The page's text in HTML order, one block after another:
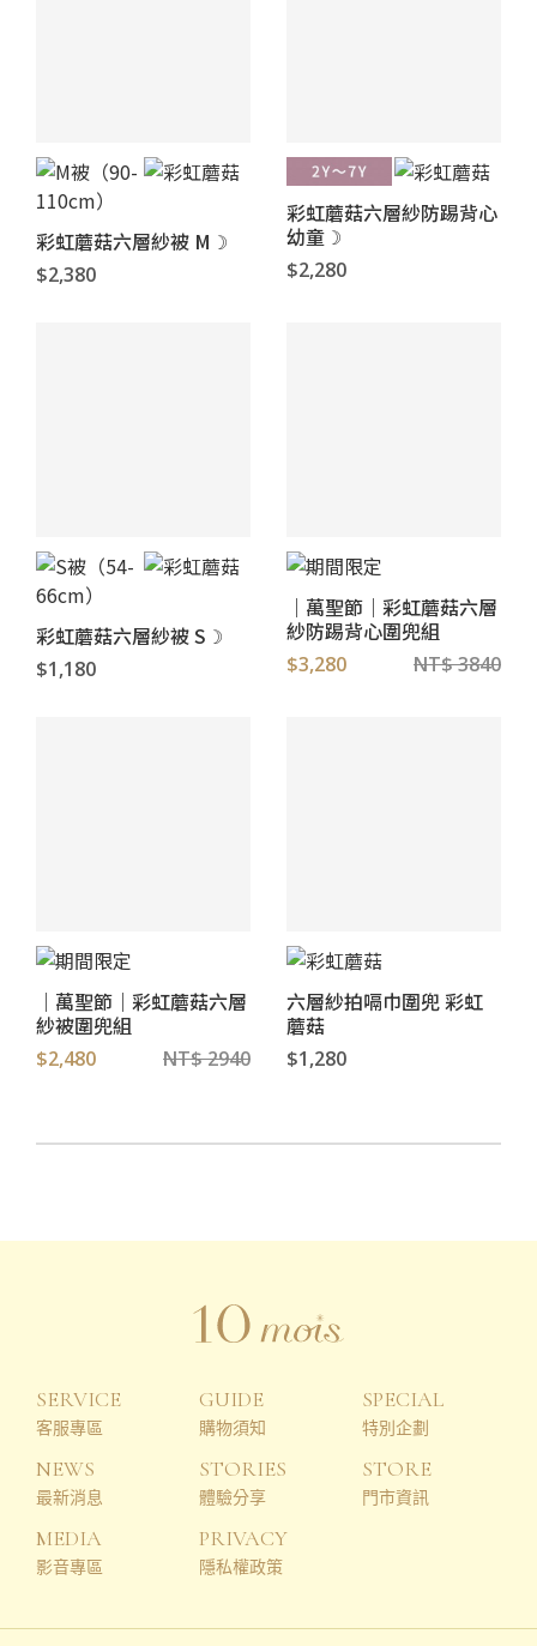
彩虹蘑菇六層紗被 M☽
$2,380
彩虹蘑菇六層紗防踢背心
幼童☽
$2,280
彩虹蘑菇六層紗被 S☽
$1,180
｜萬聖節｜彩虹蘑菇六層
紗防踢背心圍兜組
$3,280 NT$ 3840
｜萬聖節｜彩虹蘑菇六層
紗被圍兜組
$2,480 NT$ 2940
六層紗拍嗝巾圍兜 彩虹
蘑菇
$1,280
SERVICE
客服專區
GUIDE
購物須知
SPECIAL
特別企劃
NEWS
最新消息
STORIES
體驗分享
STORE
門市資訊
MEDIA
影音專區
PRIVACY
隱私權政策